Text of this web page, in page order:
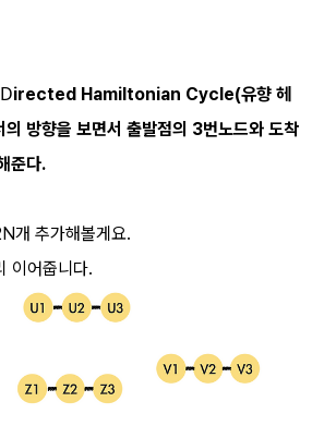
Directed Hamiltonian Cycle(유향 헤
의 방향을 보면서 출발점의 3번노드와 도착
준다.
개 추가해볼게요.
이어줍니다.